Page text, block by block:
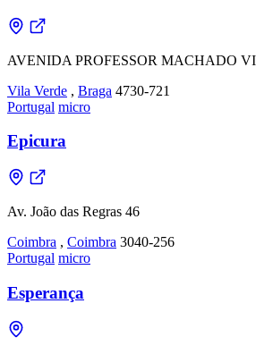
AVENIDA PROFESSOR MACHADO
Vila Verde , Braga 4730-721
Portugal micro
Epicura
Av. João das Regras 46
Coimbra , Coimbra 3040-256
Portugal micro
Esperança